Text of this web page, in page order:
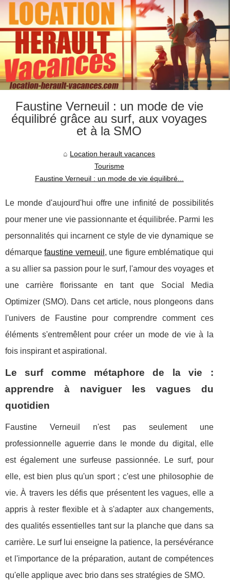
Faustine Verneuil : un mode de vie
équilibré grâce au surf, aux voyages
et à la SMO
Location herault vacances
Tourisme
Faustine Verneuil : un mode de vie équilibré...
Le monde d'aujourd'hui offre une infinité de possibilités
pour mener une vie passionnante et équilibrée. Parmi les
personnalités qui incarnent ce style de vie dynamique se
démarquefaustine verneuil , une figure emblématique qui
a su allier sa passion pour le surf, l'amour des voyages et
une carrière florissante en tant que Social Media
Optimizer (SMO). Dans cet article, nous plongeons dans
l'univers de Faustine pour comprendre comment ces
éléments s'entremêlent pour créer un mode de vie à la
fois inspirant et aspirational.
Le surf comme métaphore de la vie :
apprendre à naviguer les vagues du
quotidien
Faustine Verneuil n'est pas seulement une
professionnelle aguerrie dans le monde du digital, elle
est également une surfeuse passionnée. Le surf, pour
elle, est bien plus qu'un sport ; c'est une philosophie de
vie. À travers les défis que présentent les vagues, elle a
appris à rester flexible et à s'adapter aux changements,
des qualités essentielles tant sur la planche que dans sa
carrière. Le surf lui enseigne la patience, la persévérance
et l'importance de la préparation, autant de compétences
qu'elle applique avec brio dans ses stratégies de SMO.